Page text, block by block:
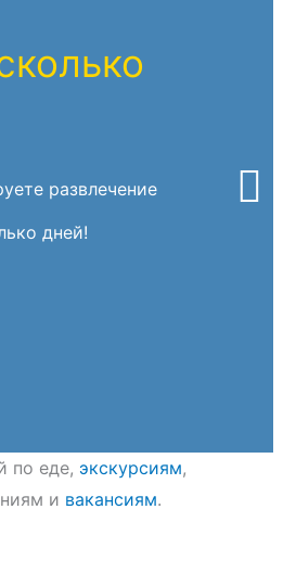
развлечение
дней!
по еде, экскурсиям,
и вакансиям.